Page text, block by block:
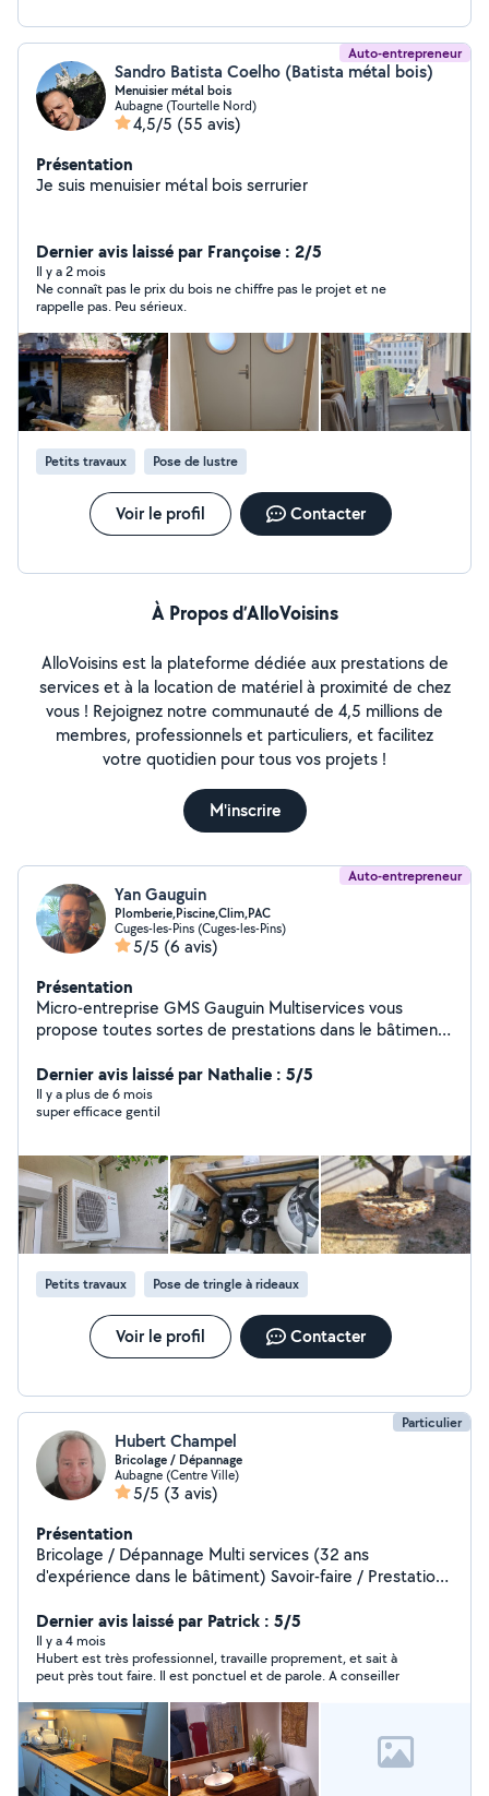
Auto-entrepreneur
Sandro Batista Coelho (Batista métal bois)
Menuisier métal bois
Aubagne (Tourtelle Nord)
4,5/5 (55 avis)
Présentation
Je suis menuisier métal bois serrurier
Dernier avis laissé par Françoise : 2/5
Il y a 2 mois
Ne connaît pas le prix du bois ne chiffre pas le projet et ne
rappelle pas. Peu sérieux.
Petits travaux Pose de lustre
Voir le profil Contacter
À Propos d’AlloVoisins
AlloVoisins est la plateforme dédiée aux prestations de
services et à la location de matériel à proximité de chez
vous ! Rejoignez notre communauté de 4,5 millions de
membres, professionnels et particuliers, et facilitez
votre quotidien pour tous vos projets !
M'inscrire
Auto-entrepreneur
Yan Gauguin
Plomberie,Piscine,Clim,PAC
Cuges-les-Pins (Cuges-les-Pins)
5/5 (6 avis)
Présentation
Micro-entreprise GMS Gauguin Multiservices vous
propose toutes sortes de prestations dans le bâtiment,
pompes à chaleur, plomberie générale, plomberie
piscine et local technique, pose de cuisines et salles de
bain, rénovation générale, travaux de peinture,
Dernier avis laissé par Nathalie : 5/5
Il y a plus de 6 mois
super efficace gentil
Petits travaux Pose de tringle à rideaux
Voir le profil Contacter
Particulier
Hubert Champel
Bricolage / Dépannage
Aubagne (Centre Ville)
5/5 (3 avis)
Présentation
Bricolage / Dépannage Multi services (32 ans
d'expérience dans le bâtiment) Savoir-faire / Prestations
Dernier avis laissé par Patrick : 5/5
Il y a 4 mois
Hubert est très professionnel, travaille proprement, et sait à
peut près tout faire. Il est ponctuel et de parole. A conseiller